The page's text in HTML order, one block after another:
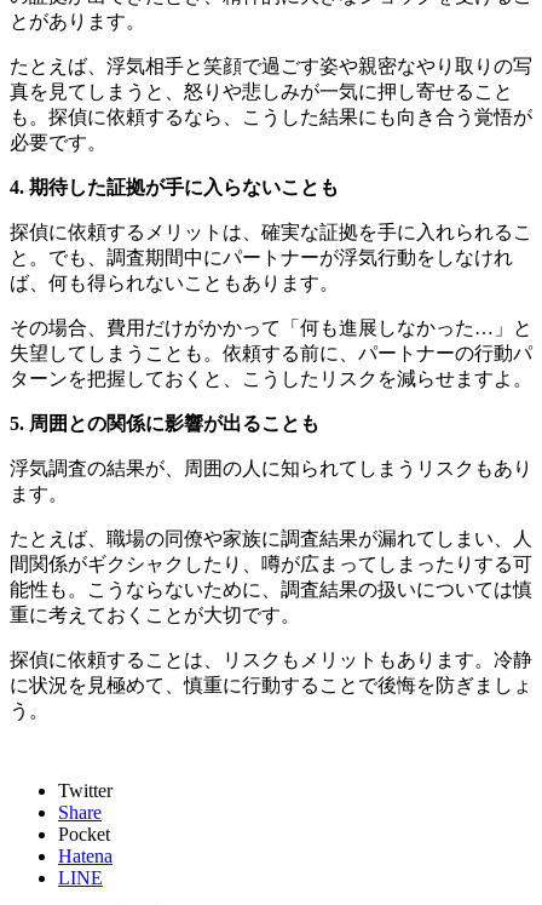
とがあります。
たとえば、浮気相手と笑顔で過ごす姿や親密なやり取りの写
真を見てしまうと、怒りや悲しみが一気に押し寄せること
も。探偵に依頼するなら、こうした結果にも向き合う覚悟が
必要です。
4. 期待した証拠が手に入らないことも
探偵に依頼するメリットは、確実な証拠を手に入れられるこ
と。でも、調査期間中にパートナーが浮気行動をしなけれ
ば、何も得られないこともあります。
その場合、費用だけがかかって「何も進展しなかった…」と
失望してしまうことも。依頼する前に、パートナーの行動パ
ターンを把握しておくと、こうしたリスクを減らせますよ。
5. 周囲との関係に影響が出ることも
浮気調査の結果が、周囲の人に知られてしまうリスクもあり
ます。
たとえば、職場の同僚や家族に調査結果が漏れてしまい、人
間関係がギクシャクしたり、噂が広まってしまったりする可
能性も。こうならないために、調査結果の扱いについては慎
重に考えておくことが大切です。
探偵に依頼することは、リスクもメリットもあります。冷静
に状況を見極めて、慎重に行動することで後悔を防ぎましょ
う。
Twitter
Share
Pocket
Hatena
LINE